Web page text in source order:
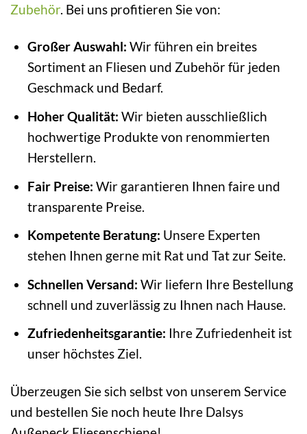
Zubehör. Bei uns profitieren Sie von:
Großer Auswahl: Wir führen ein breites
Sortiment an Fliesen und Zubehör für jeden
Geschmack und Bedarf.
Hoher Qualität: Wir bieten ausschließlich
hochwertige Produkte von renommierten
Herstellern.
Fair Preise: Wir garantieren Ihnen faire und
transparente Preise.
Kompetente Beratung: Unsere Experten
stehen Ihnen gerne mit Rat und Tat zur Seite.
Schnellen Versand: Wir liefern Ihre Bestellung
schnell und zuverlässig zu Ihnen nach Hause.
Zufriedenheitsgarantie: Ihre Zufriedenheit ist
unser höchstes Ziel.
Überzeugen Sie sich selbst von unserem Service
und bestellen Sie noch heute Ihre Dalsys